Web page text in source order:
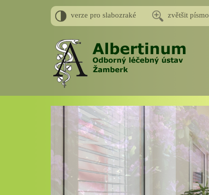
verze pro slabozraké zvětšit písmo